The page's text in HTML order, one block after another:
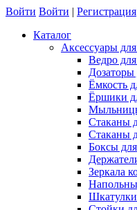
Войти Войти | Регистрация
Каталог
Аксессуары
Ведро
Ёмкость
Ёршики
Стаканы
Стаканы
Боксы
Зеркала
Шкатулки